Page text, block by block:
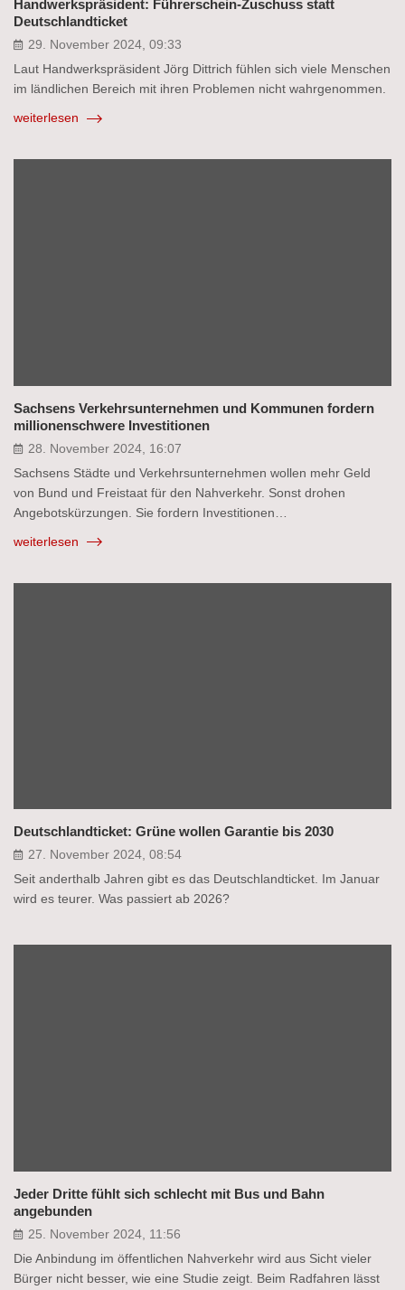
Handwerkspräsident: Führerschein-Zuschuss statt
Deutschlandticket
29. November 2024, 09:33
Laut Handwerkspräsident Jörg Dittrich fühlen sich viele Menschen
im ländlichen Bereich mit ihren Problemen nicht wahrgenommen.
weiterlesen
Sachsens Verkehrsunternehmen und Kommunen fordern
millionenschwere Investitionen
28. November 2024, 16:07
Sachsens Städte und Verkehrsunternehmen wollen mehr Geld
von Bund und Freistaat für den Nahverkehr. Sonst drohen
Angebotskürzungen. Sie fordern Investitionen…
weiterlesen
Deutschlandticket: Grüne wollen Garantie bis 2030
27. November 2024, 08:54
Seit anderthalb Jahren gibt es das Deutschlandticket. Im Januar
wird es teurer. Was passiert ab 2026?
Jeder Dritte fühlt sich schlecht mit Bus und Bahn
angebunden
25. November 2024, 11:56
Die Anbindung im öffentlichen Nahverkehr wird aus Sicht vieler
Bürger nicht besser, wie eine Studie zeigt. Beim Radfahren lässt